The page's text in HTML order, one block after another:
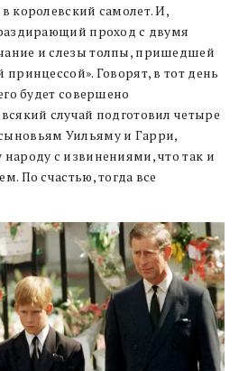
королевский самолет. И,
проход с двумя
и слезы толпы, пришедшей
принцессой». Говорят, в тот день
будет совершено
случай подготовил четыре
Уильяму и Гарри,
с извинениями, что так и
По счастью, тогда все